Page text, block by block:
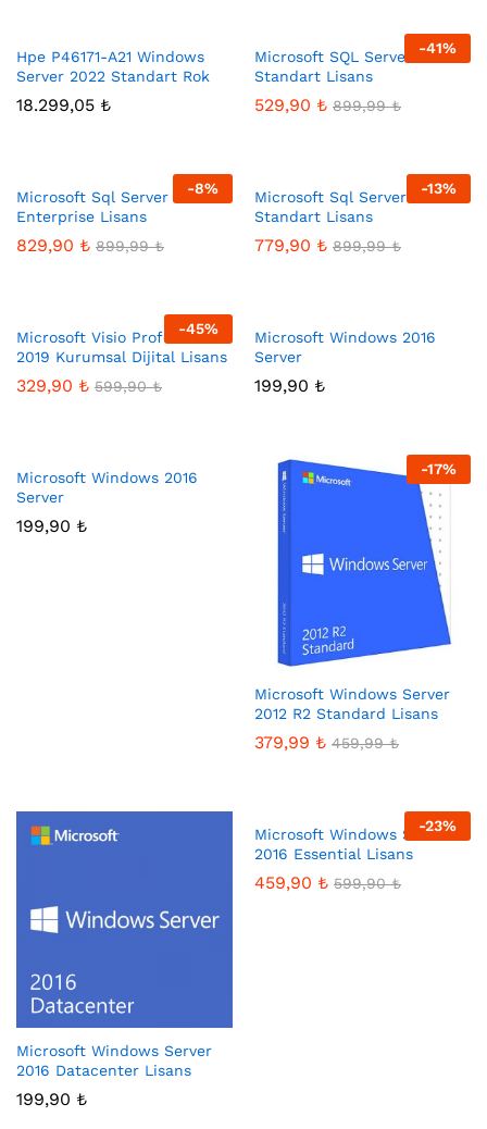
Hpe P46171-A21 Windows
Server 2022 Standart Rok
18.299,05 ₺
-41%
Microsoft SQL Server 2016
Standart Lisans
529,90 ₺ 899,99₺
-8%
Microsoft Sql Server 2017
Enterprise Lisans
829,90 ₺ 899,99₺
-13%
Microsoft Sql Server 2019
Standart Lisans
779,90 ₺ 899,99₺
-45%
Microsoft Visio Professional
2019 Kurumsal Dijital Lisans
329,90 ₺ 599,90₺
Microsoft Windows 2016
Server
199,90 ₺
Microsoft Windows 2016
Server
199,90 ₺
-17%
Microsoft Windows Server
2012 R2 Standard Lisans
379,99 ₺ 459,99₺
Microsoft Windows Server
2016 Datacenter Lisans
199,90 ₺
-23%
Microsoft Windows Server
2016 Essential Lisans
459,90 ₺ 599,90₺